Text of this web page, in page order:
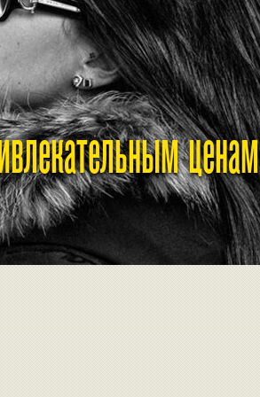
ценам